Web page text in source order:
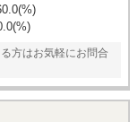
方はお気軽にお問合